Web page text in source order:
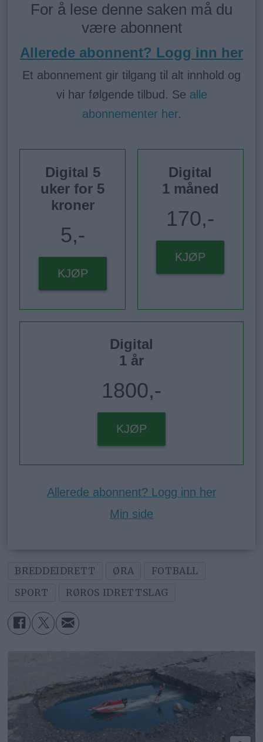
For å lese denne saken må du
være abonnent
Allerede abonnent? Logg inn her
Et abonnement gir tilgang til alt innhold og
vi har følgende tilbud. Se alle
abonnementer her.
Digital 5
uker for 5
kroner
5,-
KJØP
Digital
1 måned
170,-
KJØP
Digital
1 år
1800,-
KJØP
Allerede abonnent? Logg inn her
Min side
BREDDEIDRETT ØRA
FOTBALL
SPORT
RØROS IDRETTSLAG